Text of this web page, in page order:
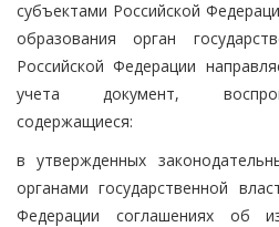
субъектами Российской
образования орган
Российской Федерации
учета документ,
содержащиеся:
в утвержденных
органами государственной
Федерации соглашениях об